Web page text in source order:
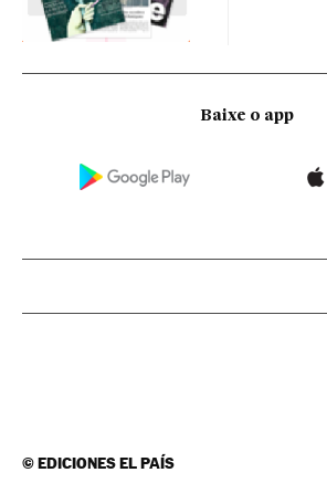
Baixe o app
©EDICIONES EL PAÍS